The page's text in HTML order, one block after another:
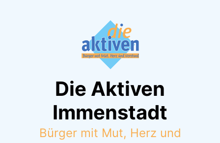
Die Aktiven
Immenstadt
Bürger mit Mut, Herz und